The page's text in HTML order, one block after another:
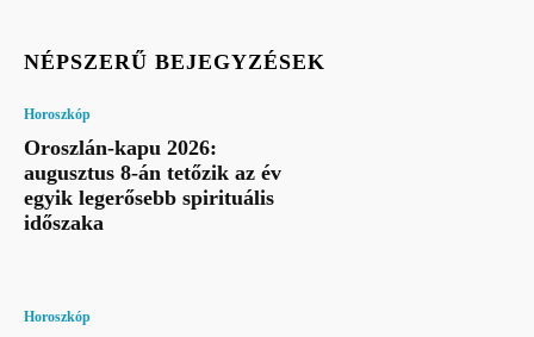
NÉPSZERŰ BEJEGYZÉSEK
Horoszkóp
Oroszlán-kapu 2026:
augusztus 8-án tetőzik az év
egyik legerősebb spirituális
időszaka
Horoszkóp